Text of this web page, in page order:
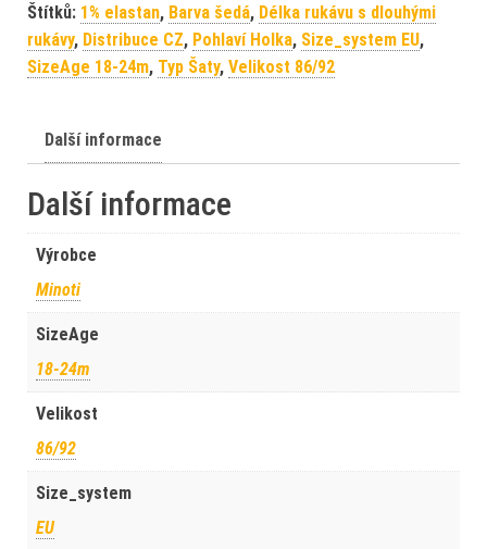
Štítků: 1% elastan, Barva šedá, Délka rukávu s dlouhými
rukávy, Distribuce CZ, Pohlaví Holka, Size_system EU,
SizeAge 18-24m, Typ Šaty, Velikost 86/92
Další informace
Další informace
Výrobce
Minoti
SizeAge
18-24m
Velikost
86/92
Size_system
EU